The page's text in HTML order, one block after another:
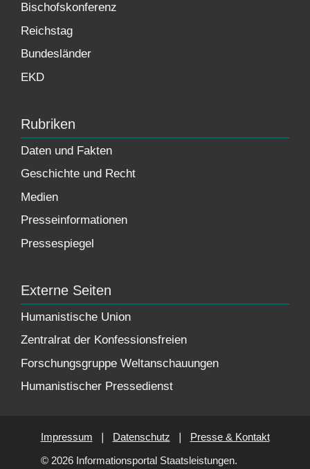
Bischofskonferenz
Reichstag
Bundesländer
EKD
Rubriken
Daten und Fakten
Geschichte und Recht
Medien
Presseinformationen
Pressespiegel
Externe Seiten
Humanistische Union
Zentralrat der Konfessionsfreien
Forschungsgruppe Weltanschauungen
Humanistischer Pressedienst
Impressum ❘ Datenschutz ❘ Presse & Kontakt
© 2026 Informationsportal Staatsleistungen.